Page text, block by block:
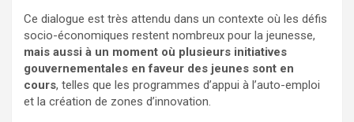
Ce dialogue est très attendu dans un contexte où les défis
socio-économiques restent nombreux pour la jeunesse,
mais aussi à un moment où plusieurs initiatives
gouvernementales en faveur des jeunes sont en
cours, telles que les programmes d’appui à l’auto-emploi
et la création de zones d’innovation.